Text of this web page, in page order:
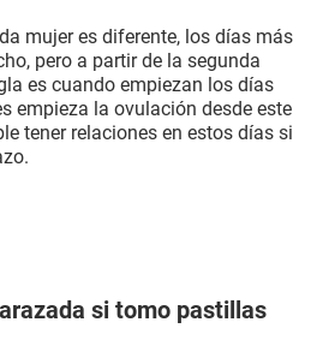
mujer es diferente, los días más
pero a partir de la segunda
es cuando empiezan los días
empieza la ovulación desde este
tener relaciones en estos días si
si tomo pastillas